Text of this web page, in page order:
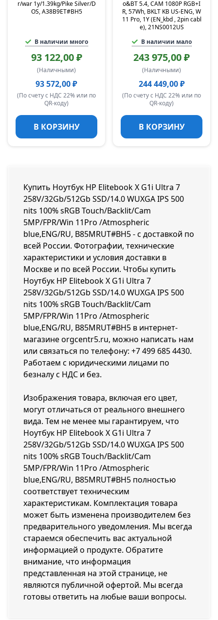
r/war 1y/1.39kg/Pike Silver/D
OS, A38B9ET#BH5
В наличии много
93 122,00 ₽
(Наличными)
93 572,00 ₽
(По счету с НДС 22% или по
QR-коду)
В КОРЗИНУ
o&BT 5.4, CAM 1080P RGB+I
R, 57Wh, BKLT KB US-ENG, W
11 Pro, 1Y (EN_kbd , 2pin cabl
e), 21NS0012US
В наличии мало
243 975,00 ₽
(Наличными)
244 449,00 ₽
(По счету с НДС 22% или по
QR-коду)
В КОРЗИНУ
Купить Ноутбук HP Elitebook X G1i Ultra 7
258V/32Gb/512Gb SSD/14.0 WUXGA IPS 500
nits 100% sRGB Touch/Backlit/Cam
5MP/FPR/Win 11Pro /Atmospheric
blue,ENG/RU, B85MRUT#BH5 - с доставкой по
всей России. Фотографии, технические
характеристики и условия доставки в
Москве и по всей России. Чтобы купить
Ноутбук HP Elitebook X G1i Ultra 7
258V/32Gb/512Gb SSD/14.0 WUXGA IPS 500
nits 100% sRGB Touch/Backlit/Cam
5MP/FPR/Win 11Pro /Atmospheric
blue,ENG/RU, B85MRUT#BH5 в интернет-
магазине orgcentr5.ru, можно написать нам
или связаться по телефону: +7 499 685 4430.
Работаем с юридическими лицами по
безналу с НДС и без.
Изображения товара, включая его цвет,
могут отличаться от реального внешнего
вида. Тем не менее мы гарантируем, что
Ноутбук HP Elitebook X G1i Ultra 7
258V/32Gb/512Gb SSD/14.0 WUXGA IPS 500
nits 100% sRGB Touch/Backlit/Cam
5MP/FPR/Win 11Pro /Atmospheric
blue,ENG/RU, B85MRUT#BH5 полностью
соответствует техническим
характеристикам. Комплектация товара
может быть изменена производителем без
предварительного уведомления. Мы всегда
стараемся обеспечить вас актуальной
информацией о продукте. Обратите
внимание, что информация
представленная на этой странице, не
являются публичной офертой. Мы всегда
готовы ответить на любые ваши вопросы.